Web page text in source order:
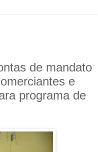
de mandato
e
programa de